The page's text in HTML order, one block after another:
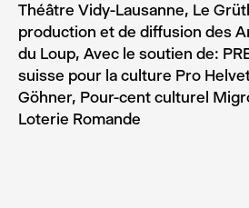
Théâtre Vidy-Lausanne, Le
production et de diffusion des
du Loup, Avec le soutien de:
suisse pour la culture Pro
Göhner, Pour-cent culturel
Loterie Romande